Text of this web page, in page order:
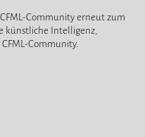
Community erneut zum
künstliche Intelligenz,
Community.